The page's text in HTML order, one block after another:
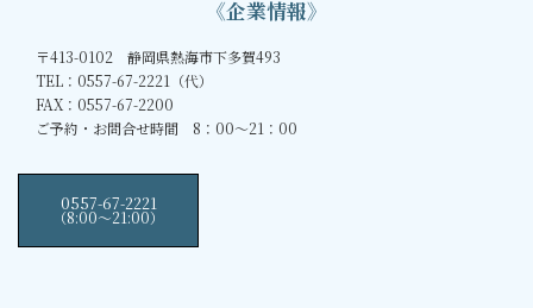
《企業情報》
〒413-0102 静岡県熱海市下多賀493
TEL：0557-67-2221（代）
FAX：0557-67-2200
ご予約・お問合せ時間 8：00～21：00
0557-67-2221
（8:00〜21:00）